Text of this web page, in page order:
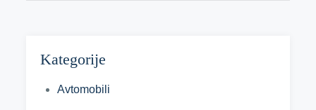
Kategorije
Avtomobili